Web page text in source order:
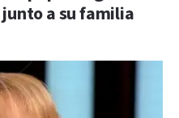
a su familia